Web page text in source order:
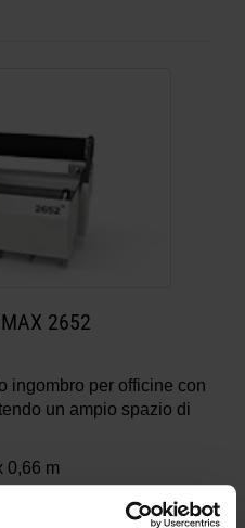
2652
ingombro per officine con
un ampio spazio di
0,66 m
±0,025 mm